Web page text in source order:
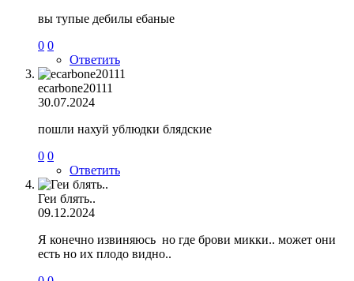
вы тупые дебилы ебаные
0 0
Ответить
ecarbone20111
30.07.2024
пошли нахуй ублюдки блядские
0 0
Ответить
Геи блять..
09.12.2024
Я конечно извиняюсь но где брови микки.. может они
есть но их плодо видно..